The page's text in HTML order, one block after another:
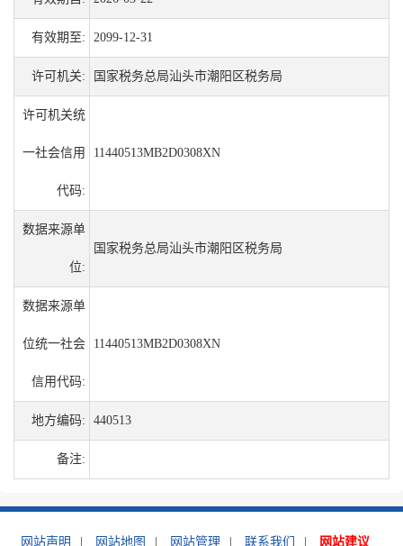
有效期至: 2099-12-31
许可机关: 国家税务总局汕头市潮阳区税务局
许可机关统
一社会信用
代码:
11440513MB2D0308XN
数据来源单
位:
国家税务总局汕头市潮阳区税务局
数据来源单
位统一社会
信用代码:
11440513MB2D0308XN
地方编码: 440513
备注:
网站声明 网站地图 网站管理 联系我们 网站建议